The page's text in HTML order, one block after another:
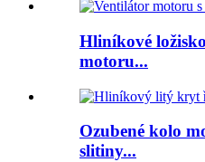
Hliníkové
motoru...
Ozubené kolo
slitiny...